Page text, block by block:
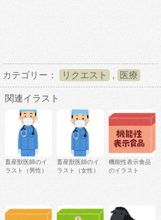
カテゴリー： リクエスト , 医療
関連イラスト
畜産獣医師のイ
ラスト（男性）
畜産獣医師のイ
ラスト（女性）
機能性表示食品
のイラスト